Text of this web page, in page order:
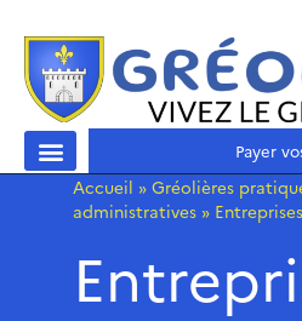
Payer
Accueil » Gréolières
administratives » Entreprises